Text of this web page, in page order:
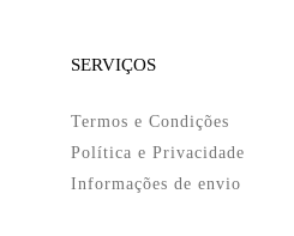
SERVIÇOS
Termos e Condições
Política e Privacidade
Informações de envio